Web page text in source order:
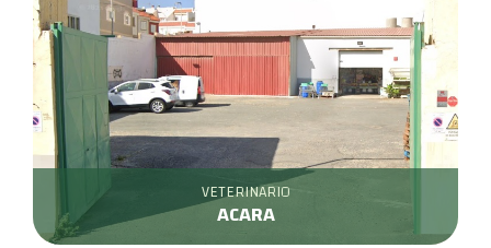
VETERINARIO
ACARA